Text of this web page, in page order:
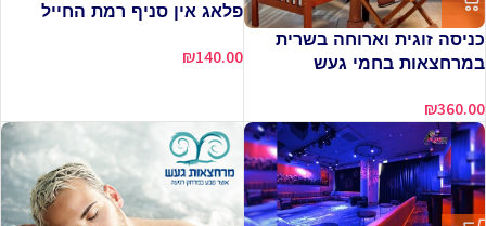
כניסה זוגית וארוחה בשרית
במרחצאות בחמי געש
₪360.00
פלאג אין סניף רמת החייל
₪140.00